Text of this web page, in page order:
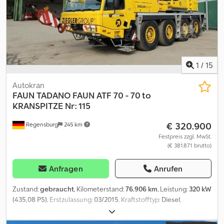
Partnerwerkstätten! Fahrzeug kann mit Werbung beklebt
und/oder beschriftet sein. Es gelten unsere allgemeinen Liefer-
und Zahlungsbedingungen.
1 / 15
Regensburg 245 km
Autokran
FAUN TADANO FAUN ATF 70 - 70 to
KRANSPITZE Nr: 115
€ 320.900
Festpreis zzgl. MwSt.
(€ 381.871 brutto)
Anfragen Anrufen
Zustand:gebraucht, Kilometerstand:76.906 km, Leistung: 320 kW
(435,08 PS), Erstzulassung:03/2015, Kraftstofftyp: Diesel,
, Achsen-Konfiguration:
Bremsen:Retarder, Farbe:Gelb, Getriebetyp:Automatisch,